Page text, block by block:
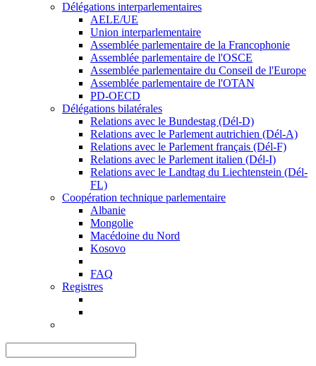
Délégations interparlementaires
AELE/UE
Union interparlementaire
Assemblée parlementaire de la Francophonie
Assemblée parlementaire de l'OSCE
Assemblée parlementaire du Conseil de l'Europe
Assemblée parlementaire de l'OTAN
PD-OECD
Délégations bilatérales
Relations avec le Bundestag (Dél-D)
Relations avec le Parlement autrichien (Dél-A)
Relations avec le Parlement français (Dél-F)
Relations avec le Parlement italien (Dél-I)
Relations avec le Landtag du Liechtenstein (Dél-
FL)
Coopération technique parlementaire
Albanie
Mongolie
Macédoine du Nord
Kosovo
FAQ
Registres